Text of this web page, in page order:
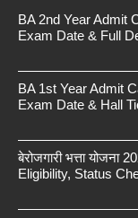
BA 2nd Year Admit
Exam Date & Full
BA 1st Year Admit
Exam Date & Hall
बेरोजगारी भत्ता
Eligibility, Status